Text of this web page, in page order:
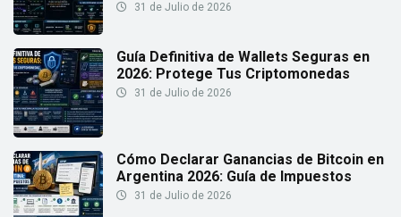
31 de Julio de 2026
Guía Definitiva de Wallets Seguras en
2026: Protege Tus Criptomonedas
31 de Julio de 2026
Cómo Declarar Ganancias de Bitcoin en
Argentina 2026: Guía de Impuestos
31 de Julio de 2026